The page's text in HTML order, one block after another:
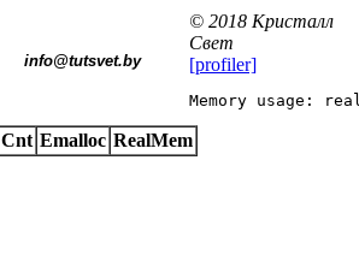
  info@tutsvet.by
© 2018 Кристалл
Свет
[profiler]
Memory usage:
Cnt Emalloc RealMem